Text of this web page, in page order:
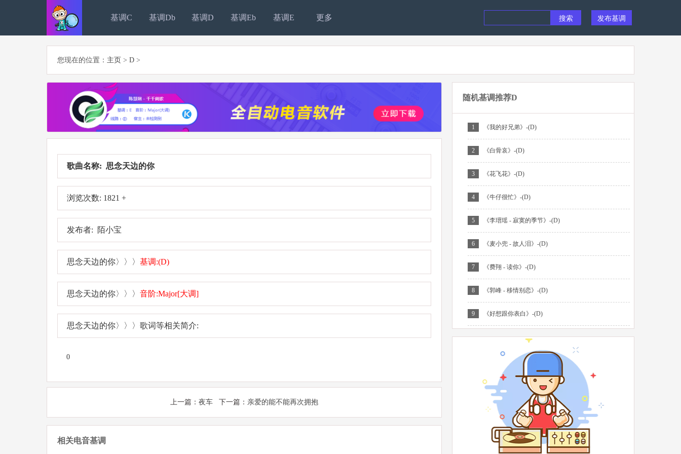
基调C 基调Db 基调D 基调Eb 基调E 更多 发布基调
您现在的位置： 主页 > D >
歌曲名称: 思念天边的你
浏览次数: 1821 +
发布者: 陌小宝
思念天边的你〉〉〉 基调:(D)
思念天边的你〉〉〉 音阶:Major[大调]
思念天边的你〉〉〉歌词等相关简介:
0
上一篇： 夜车 下一篇： 亲爱的能不能再次拥抱
相关电音基调
随机基调推荐D
1 《我的好兄弟》-(D)
2 《白骨哀》-(D)
3 《花飞花》-(D)
4 《牛仔很忙》-(D)
5 《李瑨瑶 - 寂寞的季节》-(D)
6 《麦小兜 - 故人泪》-(D)
7 《费翔 - 读你》-(D)
8 《郭峰 - 移情别恋》-(D)
9 《好想跟你表白》-(D)